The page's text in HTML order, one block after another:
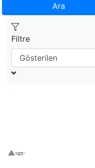
Ara
Filtre